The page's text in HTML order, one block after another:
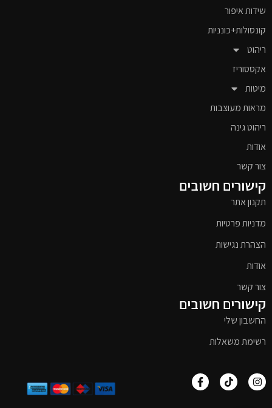
שידות איפור
קונסולות+כונניות
ריהוט
אקססוריז
מיטות
מראות מעוצבות
ריהוט גינה
אודות
צור קשר
קישורים חשובים
תקנון אתר
מדניות פרטיות
הצהרת נגישות
אודות
צור קשר
קישורים חשובים
החשבון שלי
רשימת משאלות